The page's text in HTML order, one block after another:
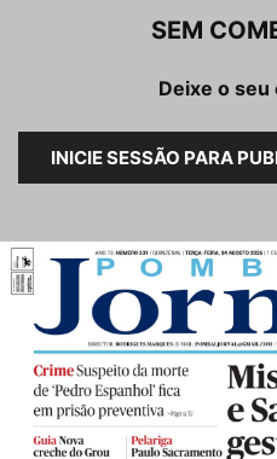
SEM
Deixe o
INICIE SESSÃO PARA